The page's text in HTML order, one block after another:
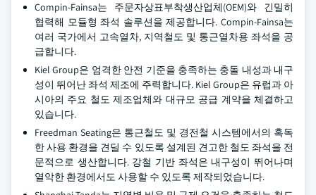
Compin-Fainsa는 주문자상표부착생산업체(OEM)와 긴밀히
협력해 모듈형 좌석 솔루션을 제공합니다. Compin-Fainsa는
여러 국가에서 고속열차, 지역철도 및 통근열차용 좌석을 공
급합니다.
Kiel Group은 엄격한 안전 기준을 충족하는 충돌 내성과 내구
성이 뛰어난 좌석 제조에 주력합니다. Kiel Group은 유럽과 아
시아의 주요 철도 제조업체와 대규모 공급 계약을 체결하고
있습니다.
Freedman Seating은 통근철도 및 경전철 시스템에서의 혹독
한 사용 환경을 견딜 수 있도록 설계된 견고한 철도 좌석을 전
문적으로 생산합니다. 강철 기반 좌석은 내구성이 뛰어나며
열악한 환경에서도 사용할 수 있도록 제작되었습니다.